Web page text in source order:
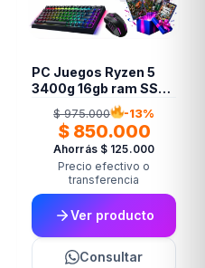
PC Juegos Ryzen 5
3400g 16gb ram SSD
480gb AMD Radeon
RX Vega 11
$ 975.000 -13%
$ 850.000
Ahorrás $ 125.000
Precio efectivo o
transferencia
Ver producto
Consultar